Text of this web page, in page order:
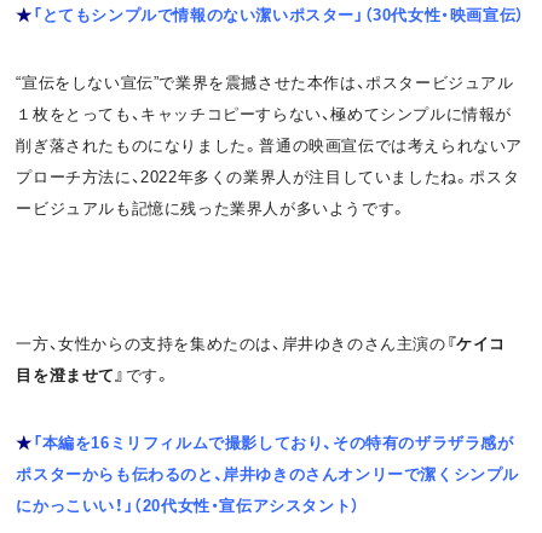
★「とてもシンプルで情報のない潔いポスター」（30代女性・映画宣伝）
“宣伝をしない宣伝”で業界を震撼させた本作は、ポスタービジュアル
１枚をとっても、キャッチコピーすらない、極めてシンプルに情報が
削ぎ落されたものになりました。普通の映画宣伝では考えられないア
プローチ方法に、2022年多くの業界人が注目していましたね。ポスタ
ービジュアルも記憶に残った業界人が多いようです。
一方、女性からの支持を集めたのは、岸井ゆきのさん主演の『ケイコ
目を澄ませて』です。
★「本編を16ミリフィルムで撮影しており、その特有のザラザラ感が
ポスターからも伝わるのと、岸井ゆきのさんオンリーで潔くシンプル
にかっこいい！」（20代女性・宣伝アシスタント）